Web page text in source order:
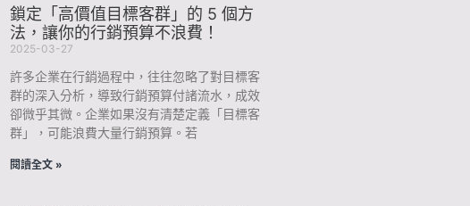
鎖定「高價值目標客群」的 5 個方
法，讓你的行銷預算不浪費！
2025-03-27
許多企業在行銷過程中，往往忽略了對目標客
群的深入分析，導致行銷預算付諸流水，成效
卻微乎其微。企業如果沒有清楚定義「目標客
群」，可能浪費大量行銷預算。若
閱讀全文 »